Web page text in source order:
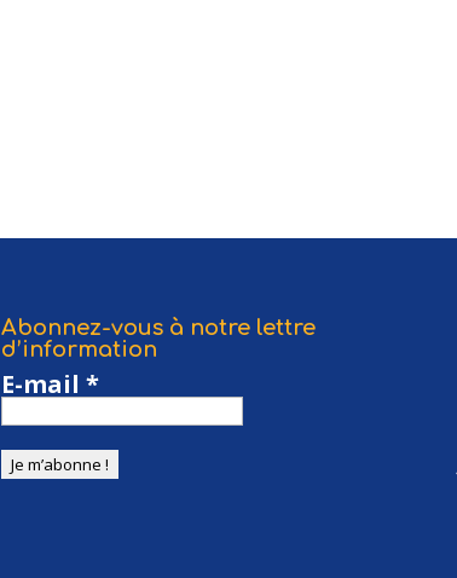
Abonnez-vous à notre lettre
d’information
E-mail *